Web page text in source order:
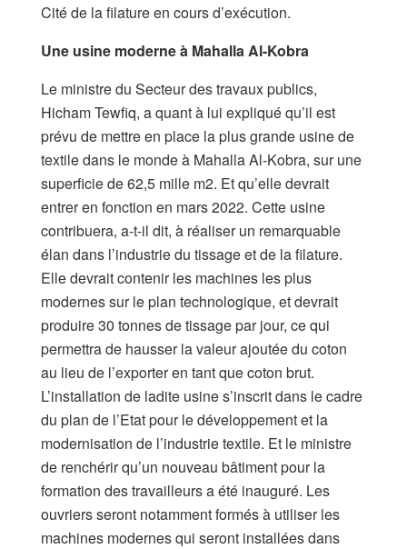
Cité de la filature en cours d’exécution.
Une usine moderne à Mahalla Al-Kobra
Le ministre du Secteur des travaux publics,
Hicham Tewfiq, a quant à lui expliqué qu’il est
prévu de mettre en place la plus grande usine de
textile dans le monde à Mahalla Al-Kobra, sur une
superficie de 62,5 mille m2. Et qu’elle devrait
entrer en fonction en mars 2022. Cette usine
contribuera, a-t-il dit, à réaliser un remarquable
élan dans l’industrie du tissage et de la filature.
Elle devrait contenir les machines les plus
modernes sur le plan technologique, et devrait
produire 30 tonnes de tissage par jour, ce qui
permettra de hausser la valeur ajoutée du coton
au lieu de l’exporter en tant que coton brut.
L’installation de ladite usine s’inscrit dans le cadre
du plan de l’Etat pour le développement et la
modernisation de l’industrie textile. Et le ministre
de renchérir qu’un nouveau bâtiment pour la
formation des travailleurs a été inauguré. Les
ouvriers seront notamment formés à utiliser les
machines modernes qui seront installées dans